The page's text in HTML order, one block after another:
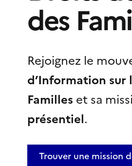
des
Rejoignez le
d’Information sur
Familles et sa
présentiel.
Trouver une mission